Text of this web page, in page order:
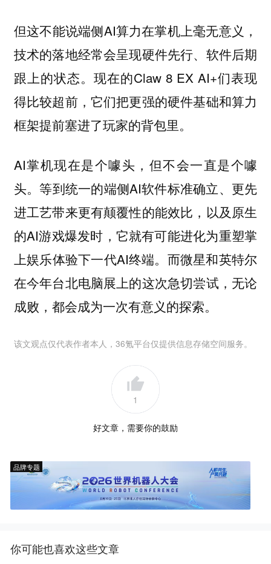
但这不能说端侧AI算力在掌机上毫无意义，
技术的落地经常会呈现硬件先行、软件后期
跟上的状态。现在的Claw 8 EX AI+们表现
得比较超前，它们把更强的硬件基础和算力
框架提前塞进了玩家的背包里。
AI掌机现在是个噱头，但不会一直是个噱
头。等到统一的端侧AI软件标准确立、更先
进工艺带来更有颠覆性的能效比，以及原生
的AI游戏爆发时，它就有可能进化为重塑掌
上娱乐体验下一代AI终端。而微星和英特尔
在今年台北电脑展上的这次急切尝试，无论
成败，都会成为一次有意义的探索。
该文观点仅代表作者本人，36氪平台仅提供信息存储空间服务。
1
好文章，需要你的鼓励
品牌专题
你可能也喜欢这些文章